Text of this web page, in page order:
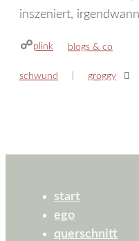
inszeniert,
plink kategorien
blogs & co
schwund groggy
start
ego
querschnitt